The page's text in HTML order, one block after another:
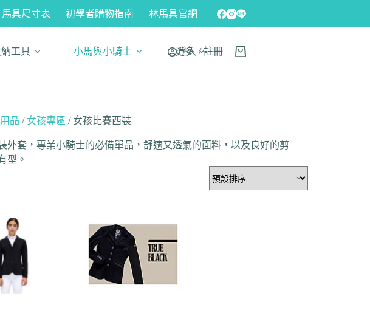
馬具尺寸表 初學者購物指南 林馬具官網
工具 小馬與小騎士 更多
登入 / 註冊
品 / 女孩專區 / 女孩比賽西裝
外套，專業小騎士的必備單品，舒適又透氣的面料，以及良好的剪
型。